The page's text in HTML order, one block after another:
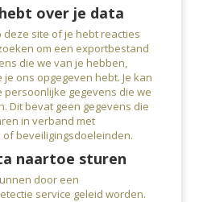
over je data
deze site of je hebt reacties
om een exportbestand
die we van je hebben,
ons opgegeven hebt. Je kan
gegevens die we
Dit bevat geen gegevens die
in verband met
beveiligingsdoeleinden.
naartoe sturen
door een
service geleid worden.